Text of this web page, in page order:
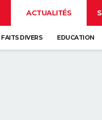
ACTUALITÉS
FAITS DIVERS EDUCATION